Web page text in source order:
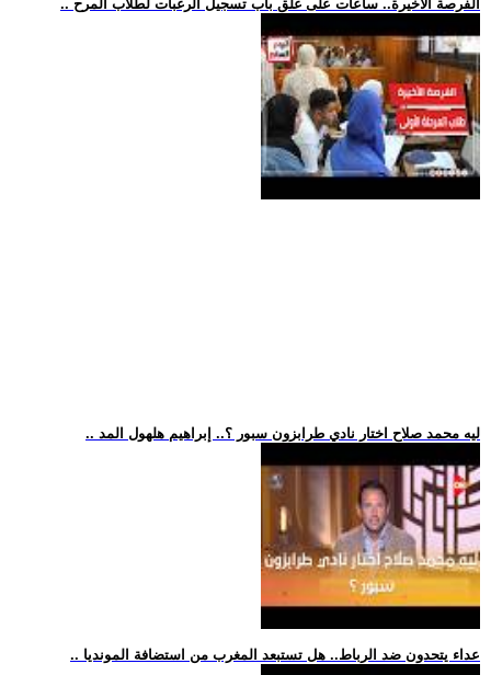
.. الفرصة الأخيرة.. ساعات على غلق باب تسجيل الرغبات لطلاب المرح
.. ليه محمد صلاح اختار نادي طرابزون سبور ؟.. إبراهيم هلهول المد
.. عداء يتحدون ضد الرباط.. هل تستبعد المغرب من استضافة المونديا